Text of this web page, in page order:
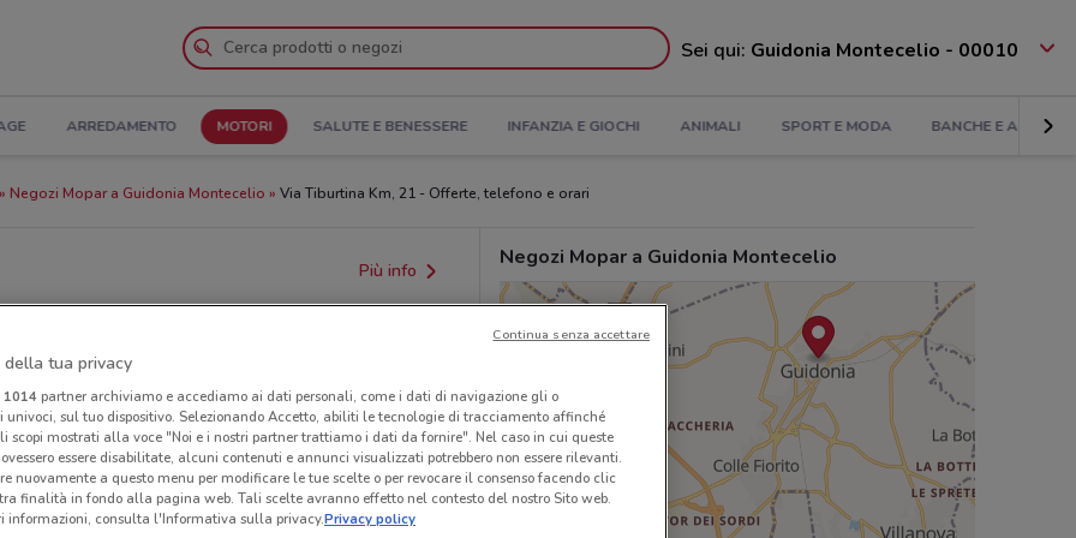
Sei qui: Guidonia Montecelio - 00010
ARREDAMENTO MOTORI SALUTE E BENESSERE INFANZIA E GIOCHI ANIMALI SPORT E MODA BANCHE E
Negozi Mopar a Guidonia Montecelio Via Tiburtina Km, 21 - Offerte, telefono e orari
Più info
regionali o nazionali. Verifica l’accuratezza
Negozi Mopar a Guidonia Montecelio
della tua privacy
1014partner archiviamo e accediamo ai dati personali, come i dati di navigazione gli o
sul tuo dispositivo. Selezionando Accetto, abiliti le tecnologie di tracciamento affinché
scopi mostrati alla voce "Noi e i nostri partner trattiamo i dati da fornire". Nel caso in cui queste
essere disabilitate, alcuni contenuti e annunci visualizzati potrebbero non essere rilevanti.
nuovamente a questo menu per modificare le tue scelte o per revocare il consenso facendo clic
finalità in fondo alla pagina web. Tali scelte avranno effetto nel contesto del nostro Sito web.
informazioni, consulta l'Informativa sulla privacy.Privacy policy
Continua senza accettare